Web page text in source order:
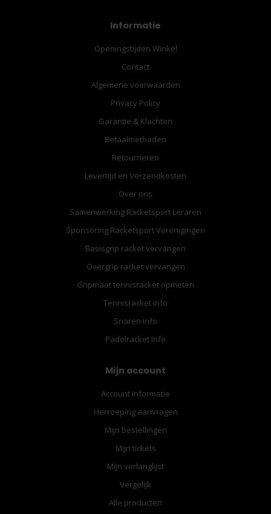
Informatie
Openingstijden Winkel
Contact
Algemene voorwaarden
Privacy Policy
Garantie & Klachten
Betaalmethoden
Retourneren
Levertijd en Verzendkosten
Over ons
Samenwerking Racketsport Leraren
Sponsoring Racketsport Verenigingen
Basisgrip racket vervangen
Overgrip racket vervangen
Gripmaat tennisracket opmeten
Tennisracket info
Snaren info
Padelracket Info
Mijn account
Account informatie
Herroeping aanvragen
Mijn bestellingen
Mijn tickets
Mijn verlanglijst
Vergelijk
Alle producten